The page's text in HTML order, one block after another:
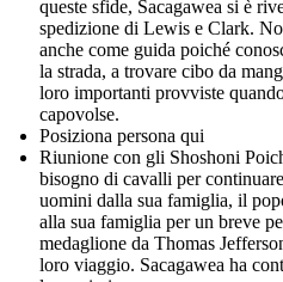
queste sfide, Sacagawea si è
spedizione di Lewis e Clark.
anche come guida poiché
la strada, a trovare cibo da
loro importanti provviste
capovolse.
Posiziona persona qui
Riunione con gli Shoshoni
bisogno di cavalli per
uomini dalla sua famiglia, il
alla sua famiglia per un breve
medaglione da Thomas
loro viaggio. Sacagawea ha